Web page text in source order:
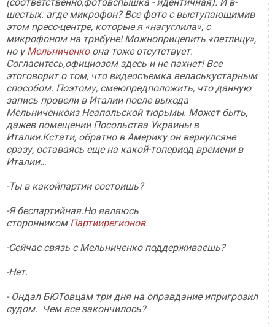
шестых: агде микрофон? Все фото с выступающимив
этом пресс-центре, которые я «нагуглила», с
микрофоном на трибуне! Можноприцепить «петлицу»,
но уМельниченкоона тоже отсутствует.
Согласитесь,официозом здесь и не пахнет! Все
этоговорит о том, что видеосъемка веласькустарным
способом. Поэтому, смеюпредположить, что данную
запись провели в Италии после выхода
Мельниченкоиз Неапольской тюрьмы. Может быть,
дажев помещении Посольства Украины в
Италии.Кстати, обратно в Америку он вернулсяне
сразу, оставаясь еще на какой-топериод времени в
Италии…
-Ты в какойпартии состоишь?
-Я беспартийная.Но являюсь
сторонником Партиирегионов.
-Сейчас связь с Мельниченко поддерживаешь?
-Нет.
- Ондал БЮТовцам три дня на оправдание ипригрозил
судом. Чем все закончилось?